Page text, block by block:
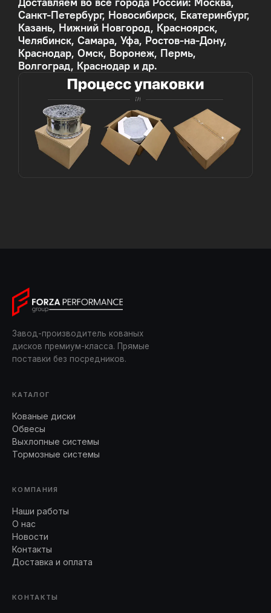
Санкт-Петербург, Новосибирск, Екатеринбург,
Казань, Нижний Новгород, Красноярск,
Челябинск, Самара, Уфа, Ростов-на-Дону,
Краснодар, Омск, Воронеж, Пермь,
Волгоград, Краснодар и др.
Завод-производитель кованых
дисков премиум-класса. Прямые
поставки без посредников.
КАТАЛОГ
Кованые диски
Обвесы
Выхлопные системы
Тормозные системы
КОМПАНИЯ
Наши работы
О нас
Новости
Контакты
Доставка и оплата
КОНТАКТЫ